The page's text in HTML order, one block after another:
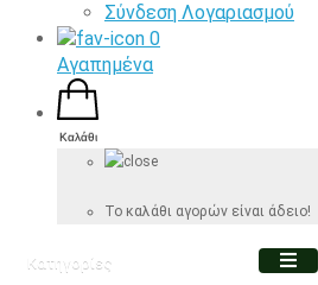
Σύνδεση Λογαριασμού
0
Αγαπημένα
Καλάθι
Το καλάθι αγορών είναι άδειο!
Κατηγορίες